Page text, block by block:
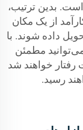
بدین ترتیب،
از یک مکان
داده شوند. با
مطمئن
رفتار خواهند شد
رسید.